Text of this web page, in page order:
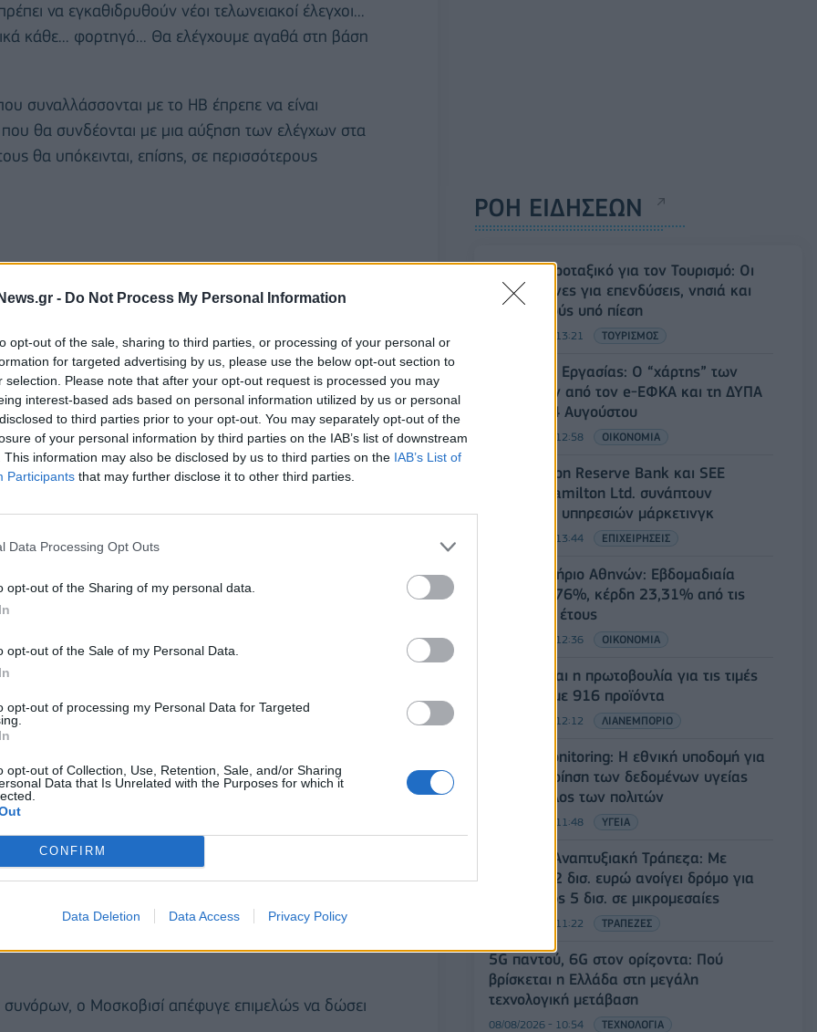
- Do Not Process My Personal Information
opt-out of the sale, sharing to third parties, or processing of your personal or
for targeted advertising by us, please use the below opt-out section to
selection. Please note that after your opt-out request is processed you may
interest-based ads based on personal information utilized by us or personal
to third parties prior to your opt-out. You may separately opt-out of the
of your personal information by third parties on the IAB’s list of downstream
This information may also be disclosed by us to third parties on the IAB’s List of
Participants that may further disclose it to other third parties.
Data Processing Opt Outs
opt-out of the Sharing of my personal data.
opt-out of the Sale of my Personal Data.
opt-out of processing my Personal Data for Targeted
opt-out of Collection, Use, Retention, Sale, and/or Sharing
Data that Is Unrelated with the Purposes for which it
CONFIRM
Data Deletion Data Access Privacy Policy
να εγκαθιδρυθούν νέοι τελωνειακοί έλεγχοι...
κάθε... φορτηγό... Θα ελέγχουμε αγαθά στη βάση
συναλλάσσονται με το ΗΒ έπρεπε να είναι
που θα συνδέονται με μια αύξηση των ελέγχων στα
θα υπόκεινται, επίσης, σε περισσότερους
ΕΕ εκτίμησαν πως οι διατυπώσεις τους για τους
έως και 50% στην περίπτωση ενός Brexit
υπολογισμοί» αποπληρωμής ΦΠΑ.
των επιχειρήσεων», είπε. «Χωρίς συμφωνία
επιχειρήσεων και Ευρωπαίων ταξιδιωτών θα
ο Μοσκοβισί απέφυγε επιμελώς να δώσει
ΡΟΗ ΕΙΔΗΣΕΩΝ
Ειδικό Χωροταξικό για τον Τουρισμό: Οι
νέοι κανόνες για επενδύσεις, νησιά και
προορισμούς υπό πίεση
08/08/2026 - 13:21 ΤΟΥΡΙΣΜΟΣ
Υπουργείο Εργασίας: Ο “χάρτης” των
πληρωμών από τον e-ΕΦΚΑ και τη ΔΥΠΑ
έως τις 14 Αυγούστου
08/08/2026 - 12:58 ΟΙΚΟΝΟΜΙΑ
Οι Hamilton Reserve Bank και SEE
Capital Hamilton Ltd. συνάπτουν
συμφωνία υπηρεσιών μάρκετινγκ
08/08/2026 - 13:44 ΕΠΙΧΕΙΡΗΣΕΙΣ
Χρηματιστήριο Αθηνών: Εβδομαδιαία
άνοδος 1,76%, κέρδη 23,31% από τις
αρχές του έτους
08/08/2026 - 12:36 ΟΙΚΟΝΟΜΙΑ
Διευρύνεται η πρωτοβουλία για τις τιμές
στο ράφι με 916 προϊόντα
08/08/2026 - 12:12 ΛΙΑΝΕΜΠΟΡΙΟ
Health Monitoring: Η εθνική υποδομή για
την αξιοποίηση των δεδομένων υγείας
προς όφελος των πολιτών
08/08/2026 - 11:48 ΥΓΕΙΑ
Ελληνική Αναπτυξιακή Τράπεζα: Με
«προίκα» 2 δισ. ευρώ ανοίγει δρόμο για
δάνεια έως 5 δισ. σε μικρομεσαίες
08/08/2026 - 11:22 ΤΡΑΠΕΖΕΣ
5G παντού, 6G στον ορίζοντα: Πού
βρίσκεται η Ελλάδα στη μεγάλη
τεχνολογική μετάβαση
08/08/2026 - 10:54 ΤΕΧΝΟΛΟΓΙΑ